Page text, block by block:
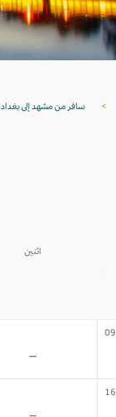
> سافر من مشهد إلى بغداد 0
اثنين
09
-
16